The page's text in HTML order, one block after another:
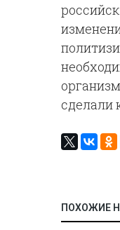
сделали
ПОХОЖИЕ